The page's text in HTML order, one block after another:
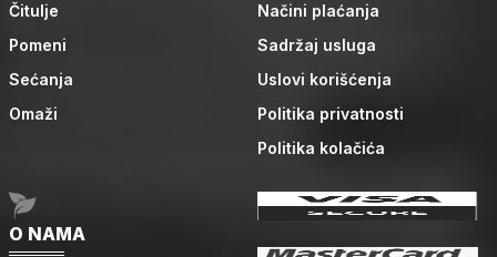
Čitulje
Pomeni
Sećanja
Omaži
Načini plaćanja
Sadržaj usluga
Uslovi korišćenja
Politika privatnosti
Politika kolačića
O NAMA